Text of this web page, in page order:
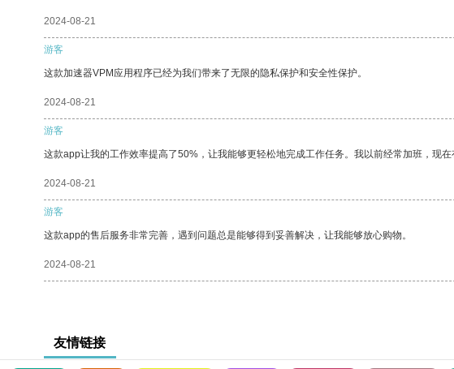
2024-08-21
游客
这款加速器VPM应用程序已经为我们带来了无限的隐私保护和安全性保护。
2024-08-21
游客
这款app让我的工作效率提高了50%，让我能够更轻松地完成工作任务。我以前经常加班，现
2024-08-21
游客
这款app的售后服务非常完善，遇到问题总是能够得到妥善解决，让我能够放心购物。
2024-08-21
友情链接